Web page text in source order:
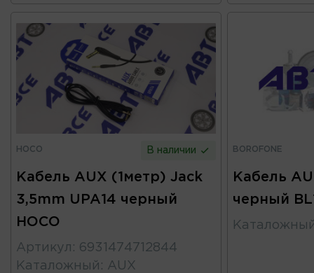
HOCO В наличии
Кабель AUX (1метр) Jack
3,5mm UPA14 черный
HOCO
Артикул : 6931474712844
Каталожный : AUX
BOROFONE
Кабель
черный